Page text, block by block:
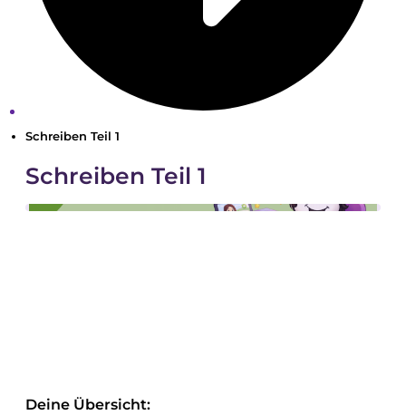
Schreiben Teil 1
Schreiben Teil 1
Deine Übersicht: